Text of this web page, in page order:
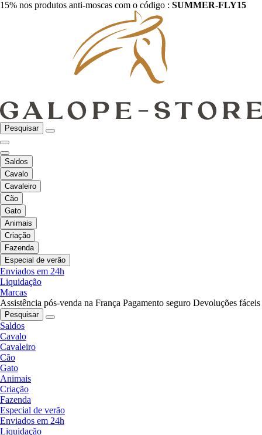
15% nos produtos anti-moscas com o código : SUMMER-FLY15
Pesquisar
Saldos
Cavalo
Cavaleiro
Cão
Gato
Animais
Criação
Fazenda
Especial de verão
Enviados em 24h
Liquidação
Marcas
Assistência pós-venda na França Pagamento seguro Devoluções fáceis
Pesquisar
Saldos
Cavalo
Cavaleiro
Cão
Gato
Animais
Criação
Fazenda
Especial de verão
Enviados em 24h
Liquidação